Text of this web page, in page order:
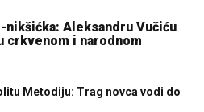
nikšićka: Aleksandru Vučiću
crkvenom i narodnom
Metodiju: Trag novca vodi do